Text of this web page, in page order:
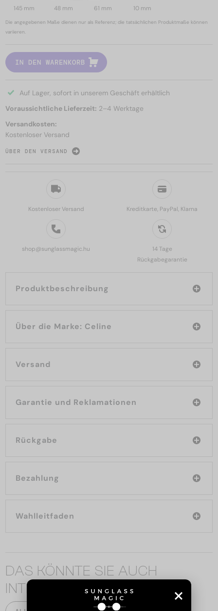
Kostenloser Versand Kreditkarte, PayPal, Klarna
shop@sunglassmagic.hu
14 Tage
Rückgabegarantie
Produktbeschreibung
Über die Marke: Celine
Versand
Garantie und Reklamationen
Rückgabe
Bezahlung
Wahlleitfaden
145 mm 48 mm 61 mm 10 mm
Die angegebenen Maße dienen nur als Referenz; die tatsächlichen Produktmaße können
variieren.
IN DEN WARENKORB
Auf Lager, sofort in unserem Geschäft erhältlich
Voraussichtliche Lieferzeit: 2–4 Werktage
Versandkosten:
Kostenloser Versand
ÜBER DEN VERSAND
DAS KÖNNTE SIE AUCH
INTERESSIEREN